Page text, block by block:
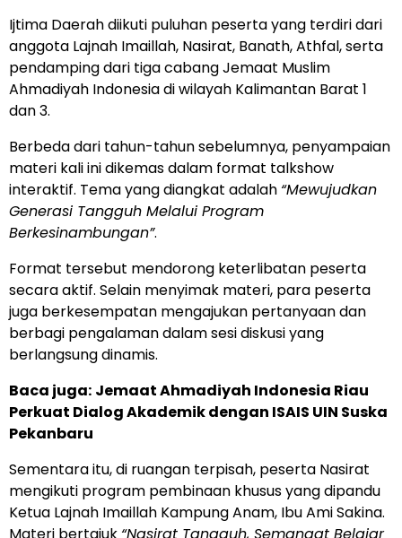
Ijtima Daerah diikuti puluhan peserta yang terdiri dari
anggota Lajnah Imaillah, Nasirat, Banath, Athfal, serta
pendamping dari tiga cabang Jemaat Muslim
Ahmadiyah Indonesia di wilayah Kalimantan Barat 1
dan 3.
Berbeda dari tahun-tahun sebelumnya, penyampaian
materi kali ini dikemas dalam format talkshow
interaktif. Tema yang diangkat adalah “Mewujudkan
Generasi Tangguh Melalui Program
Berkesinambungan”.
Format tersebut mendorong keterlibatan peserta
secara aktif. Selain menyimak materi, para peserta
juga berkesempatan mengajukan pertanyaan dan
berbagi pengalaman dalam sesi diskusi yang
berlangsung dinamis.
Baca juga: Jemaat Ahmadiyah Indonesia Riau
Perkuat Dialog Akademik dengan ISAIS UIN Suska
Pekanbaru
Sementara itu, di ruangan terpisah, peserta Nasirat
mengikuti program pembinaan khusus yang dipandu
Ketua Lajnah Imaillah Kampung Anam, Ibu Ami Sakina.